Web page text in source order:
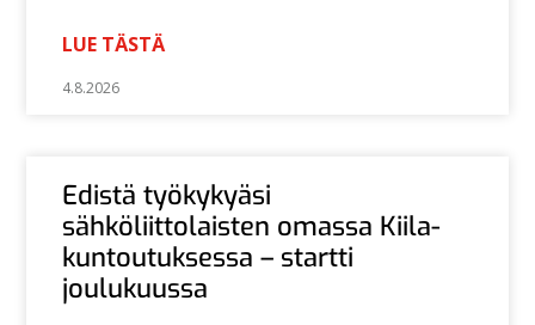
LUE TÄSTÄ
4.8.2026
Edistä työkykyäsi
sähköliittolaisten omassa Kiila-
kuntoutuksessa – startti
joulukuussa